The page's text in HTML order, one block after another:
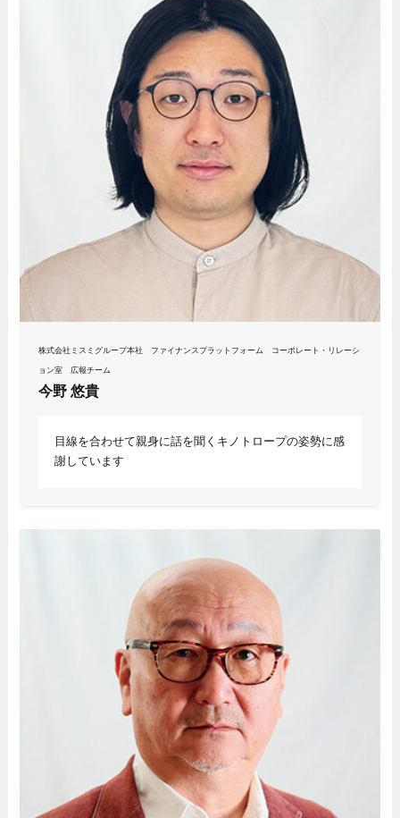
株式会社ミスミグループ本社 ファイナンスプラットフォーム コーポレート・リレーシ
ョン室 広報チーム
今野 悠貴
目線を合わせて親身に話を聞くキノトロープの姿勢に感
謝しています